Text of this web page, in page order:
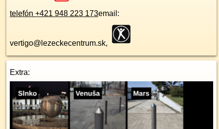
telefón +421 948 223 173email:
vertigo@lezeckecentrum.sk,
Extra: